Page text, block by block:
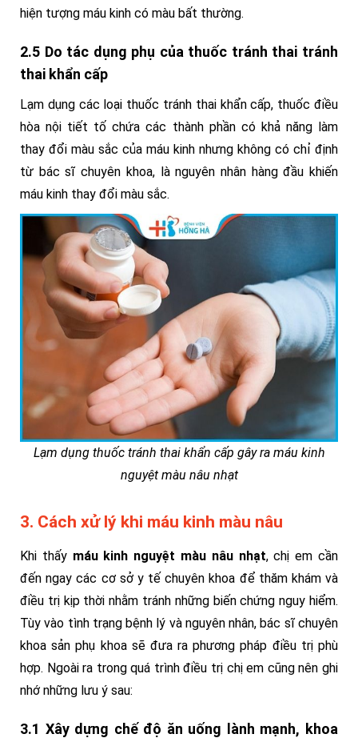
hiện tượng máu kinh có màu bất thường.
2.5 Do tác dụng phụ của thuốc tránh thai tránh
thai khẩn cấp
Lạm dụng các loại thuốc tránh thai khẩn cấp, thuốc điều
hòa nội tiết tố chứa các thành phần có khả năng làm
thay đổi màu sắc của máu kinh nhưng không có chỉ định
từ bác sĩ chuyên khoa, là nguyên nhân hàng đầu khiến
máu kinh thay đổi màu sắc.
Lạm dụng thuốc tránh thai khẩn cấp gây ra máu kinh
nguyệt màu nâu nhạt
3. Cách xử lý khi máu kinh màu nâu
Khi thấy máu kinh nguyệt màu nâu nhạt, chị em cần
đến ngay các cơ sở y tế chuyên khoa để thăm khám và
điều trị kịp thời nhằm tránh những biến chứng nguy hiểm.
Tùy vào tình trạng bệnh lý và nguyên nhân, bác sĩ chuyên
khoa sản phụ khoa sẽ đưa ra phương pháp điều trị phù
hợp. Ngoài ra trong quá trình điều trị chị em cũng nên ghi
nhớ những lưu ý sau:
3.1 Xây dựng chế độ ăn uống lành mạnh, khoa